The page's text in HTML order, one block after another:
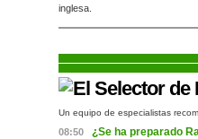
inglesa.
Un equipo de especialistas
08:50
¿Se ha preparado